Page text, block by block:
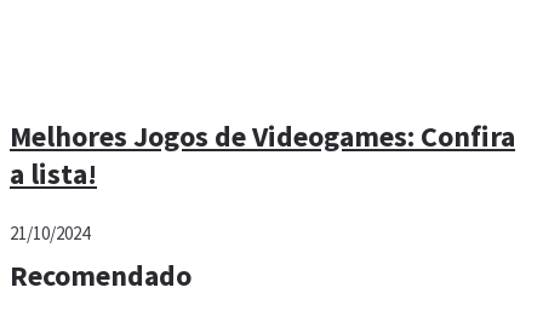
Melhores Jogos de Videogames: Confira
a lista!
21/10/2024
Recomendado